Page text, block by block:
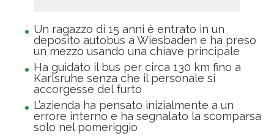
Un ragazzo di 15 anni è entrato in un
deposito autobus a Wiesbaden e ha preso
un mezzo usando una chiave principale
Ha guidato il bus per circa 130 km fino a
Karlsruhe senza che il personale si
accorgesse del furto
L’azienda ha pensato inizialmente a un
errore interno e ha segnalato la scomparsa
solo nel pomeriggio